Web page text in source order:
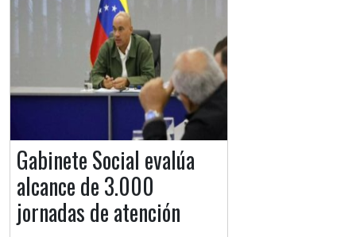
Gabinete Social evalúa
alcance de 3.000
jornadas de atención